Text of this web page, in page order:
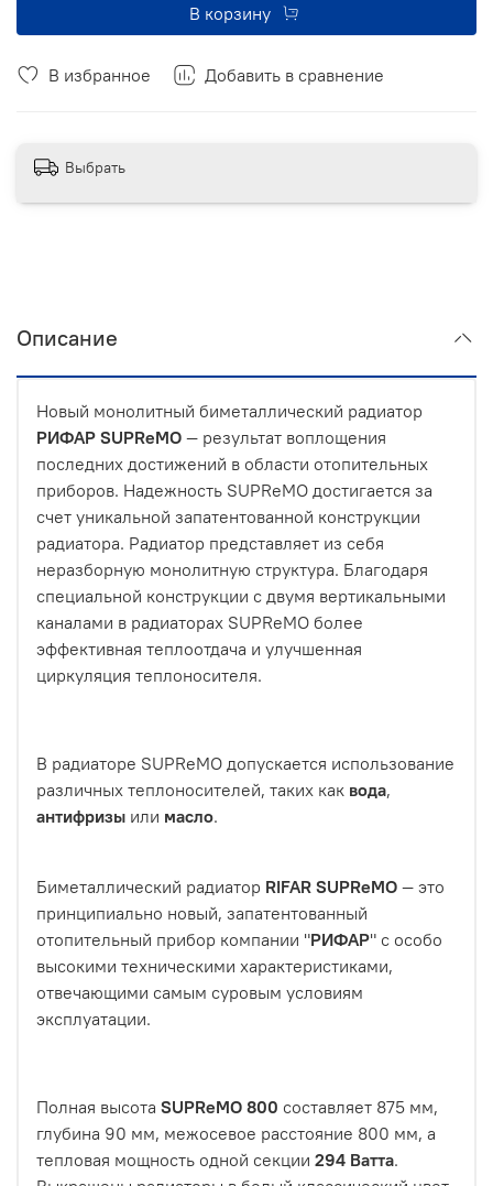
В избранное Добавить в сравнение
В корзину
Выбрать
Описание
Новый монолитный биметаллический радиатор
РИФАР SUPReMO — результат воплощения
последних достижений в области отопительных
приборов. Надежность SUPReMO достигается за
счет уникальной запатентованной конструкции
радиатора. Радиатор представляет из себя
неразборную монолитную структура. Благодаря
специальной конструкции с двумя вертикальными
каналами в радиаторах SUPReMO более
эффективная теплоотдача и улучшенная
циркуляция теплоносителя.
В радиаторе SUPReMO допускается использование
различных теплоносителей, таких как вода,
антифризы или масло.
Биметаллический радиатор RIFAR SUPReMO ― это
принципиально новый, запатентованный
отопительный прибор компании "РИФАР" с особо
высокими техническими характеристиками,
отвечающими самым суровым условиям
эксплуатации.
Полная высота SUPReMO 800 составляет 875 мм,
глубина 90 мм, межосевое расстояние 800 мм, а
тепловая мощность одной секции 294 Ватта.